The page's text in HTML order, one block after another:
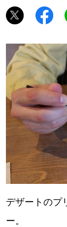
深める
ゆるむ
SitakkeTV
LOCAL ローカル
all
札幌
道北
デザートのプ
ー。